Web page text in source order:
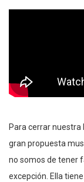
Para cerrar
gran propuesta
no somos de tener
excepción. Ella